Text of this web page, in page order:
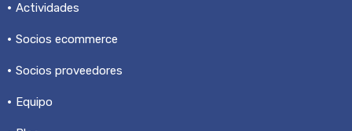
Actividades
Socios ecommerce
Socios proveedores
Equipo